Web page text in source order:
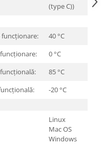
(type C))
40 °C
0 °C
85 °C
-20 °C
Linux
Mac OS
Windows